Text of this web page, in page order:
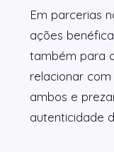
Em parcerias
ações
também para
relacionar
ambos e
autenticidade